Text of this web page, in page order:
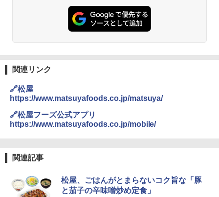
関連リンク
🔗松屋
https://www.matsuyafoods.co.jp/matsuya/
🔗松屋フーズ公式アプリ
https://www.matsuyafoods.co.jp/mobile/
関連記事
松屋、ごはんがとまらないコク旨な「豚
と茄子の辛味噌炒め定食」